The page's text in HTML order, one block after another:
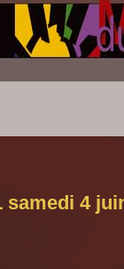
samedi 4